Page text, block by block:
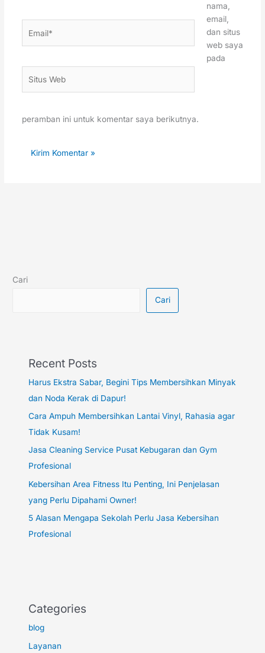
Web
nama,
email,
dan situs
web saya
pada
peramban ini untuk komentar saya berikutnya.
Cari
Cari
Recent Posts
Harus Ekstra Sabar, Begini Tips Membersihkan Minyak
dan Noda Kerak di Dapur!
Cara Ampuh Membersihkan Lantai Vinyl, Rahasia agar
Tidak Kusam!
Jasa Cleaning Service Pusat Kebugaran dan Gym
Profesional
Kebersihan Area Fitness Itu Penting, Ini Penjelasan
yang Perlu Dipahami Owner!
5 Alasan Mengapa Sekolah Perlu Jasa Kebersihan
Profesional
Categories
blog
Layanan